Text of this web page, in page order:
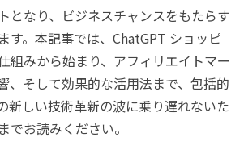
となり、ビジネスチャンスをもたらす
す。本記事では、ChatGPT ショッピ
組みから始まり、アフィリエイトマー
、そして効果的な活用法まで、包括的
新しい技術革新の波に乗り遅れないた
でお読みください。